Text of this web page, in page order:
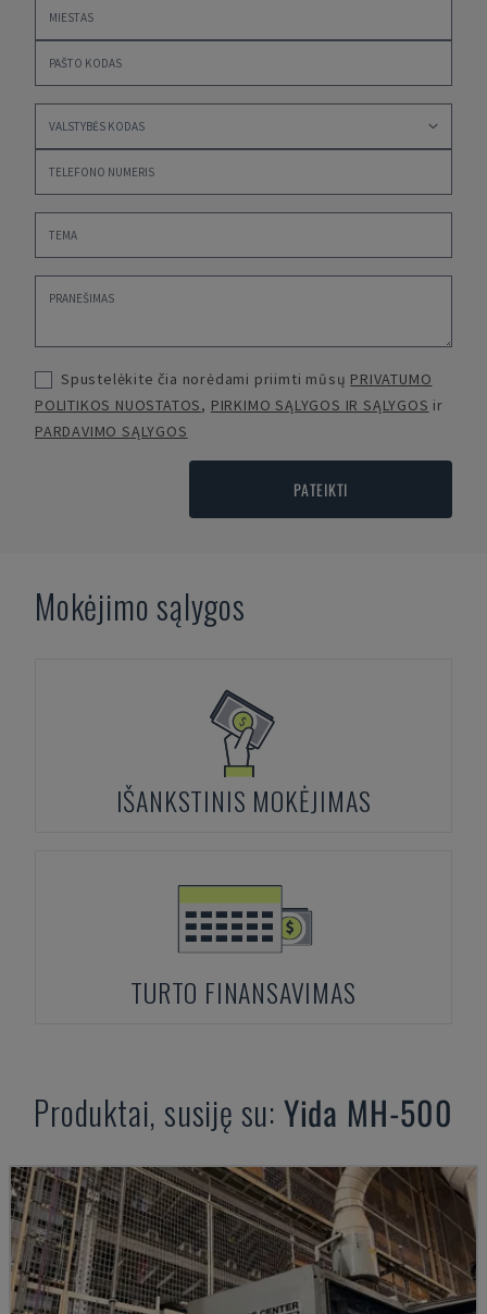
Spustelėkite čia norėdami priimti mūsų PRIVATUMO
POLITIKOS NUOSTATOS, PIRKIMO SĄLYGOS IR SĄLYGOS ir
PARDAVIMO SĄLYGOS
PATEIKTI
Mokėjimo sąlygos
IŠANKSTINIS MOKĖJIMAS
TURTO FINANSAVIMAS
Produktai, susiję su: Yida MH-500